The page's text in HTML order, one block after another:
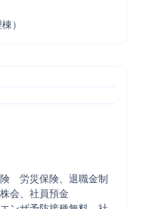
）
　労災保険、退職金制
会、社員預金